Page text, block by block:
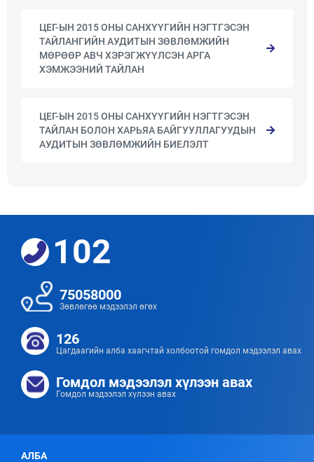
ЦЕГ-ЫН 2015 ОНЫ САНХҮҮГИЙН НЭГТГЭСЭН
ТАЙЛАНГИЙН АУДИТЫН ЗӨВЛӨМЖИЙН
МӨРӨӨР АВЧ ХЭРЭГЖҮҮЛСЭН АРГА
ХЭМЖЭЭНИЙ ТАЙЛАН
ЦЕГ-ЫН 2015 ОНЫ САНХҮҮГИЙН НЭГТГЭСЭН
ТАЙЛАН БОЛОН ХАРЬЯА БАЙГУУЛЛАГУУДЫН
АУДИТЫН ЗӨВЛӨМЖИЙН БИЕЛЭЛТ
102
75058000
Зөвлөгөө мэдээлэл өгөх
126
Цагдаагийн алба хаагчтай холбоотой гомдол мэдээлэл авах
Гомдол мэдээлэл хүлээн авах
Гомдол мэдээлэл хүлээн авах
АЛБА